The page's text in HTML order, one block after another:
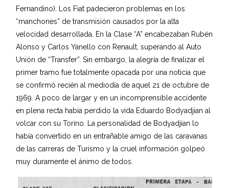
Fernandino). Los Fiat padecieron problemas en los
“manchones” de transmisión causados por la alta
velocidad desarrollada. En la Clase “A” encabezaban Rubén
Alonso y Carlos Yanello con Renault, superando al Auto
Unión de “Transfer”. Sin embargo, la alegría de finalizar el
primer tramo fue totalmente opacada por una noticia que
se confirmó recién al mediodía de aquel 21 de octubre de
1969. A poco de largar y en un incomprensible accidente
en plena recta había perdido la vida Eduardo Bodyadjian al
volcar con su Torino. La personalidad de Bodyadjian lo
había convertido en un entrañable amigo de las caravanas
de las carreras de Turismo y la cruel información golpeó
muy duramente el ánimo de todos.